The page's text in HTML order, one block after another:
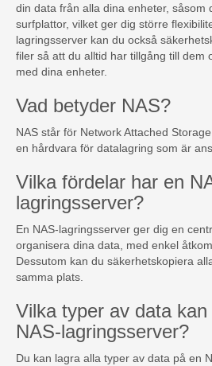
din data från alla dina enheter, såsom
surfplattor, vilket ger dig större
lagringsserver kan du också
filer så att du alltid har tillgång till dem
med dina enheter.
Vad betyder NAS?
NAS står för Network Attached
en hårdvara för datalagring som är
Vilka fördelar har en
lagringsserver?
En NAS-lagringsserver ger dig en
organisera dina data, med enkel
Dessutom kan du säkerhetskopiera
samma plats.
Vilka typer av data
NAS-lagringsserver?
Du kan lagra alla typer av data på en